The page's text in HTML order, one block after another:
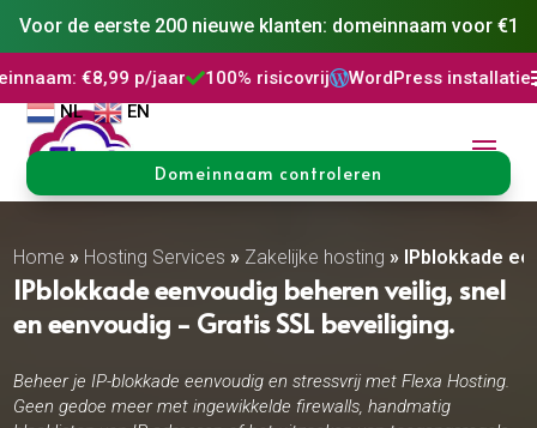
Voor de eerste 200 nieuwe klanten: domeinnaam voor €1
p/jaar100% risicovrijWordPress installatieDNS
NL
EN
Domeinnaam controleren
Home » Hosting Services » Zakelijke hosting » IPblokkade
IPblokkade eenvoudig beheren veilig, snel
en eenvoudig - Gratis SSL beveiliging.
Beheer je IP-blokkade eenvoudig en stressvrij met Flexa Hosting.
Geen gedoe meer met ingewikkelde firewalls, handmatig